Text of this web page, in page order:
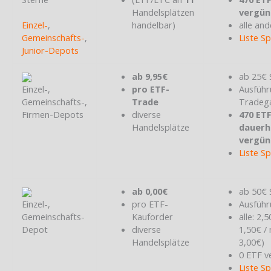
Einzel-,
Gemeinschafts-,
Junior-Depots
Handelsplätzen
handelbar)
alle
Liste
Einzel-,
Gemeinschafts-,
Firmen-Depots
ab 9,95€
pro ETF-
Trade
diverse
Handelsplätze
ab 25€
470
Liste
Einzel-,
Gemeinschafts-
Depot
ab 0,00€
pro ETF-
Kauforder
diverse
Handelsplätze
ab 50€
alle:
1,50€ /
3,00€)
0 ETF
Liste